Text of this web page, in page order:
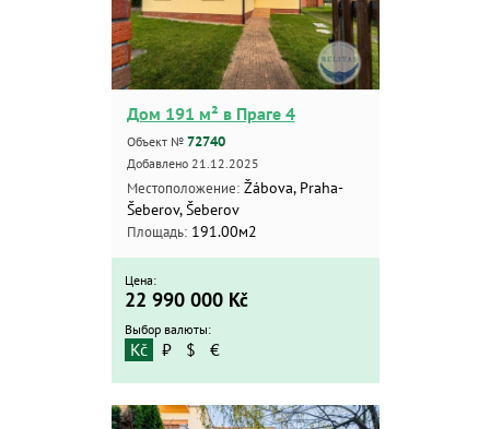
Дом 191 м² в Праге 4
Объект № 72740
Добавлено 21.12.2025
Местоположение:Žábova, Praha-
Šeberov, Šeberov
Площадь:191.00м2
Цена:
22 990 000 Kč
Выбор валюты:
Kč ₽ $ €